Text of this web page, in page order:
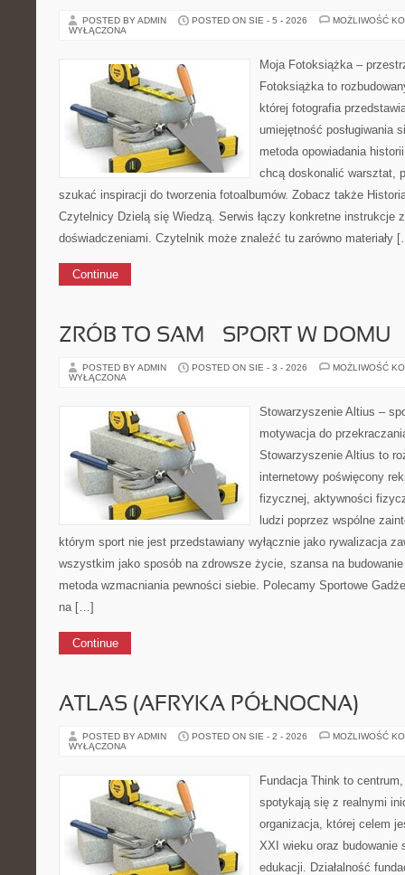
POSTED BY ADMIN POSTED ON SIE - 5 - 2026
MOŻLIWOŚĆ
WYŁĄCZONA
Moja Fotoksiążka –
Fotoksiążka to
której fotografia
umiejętność posługiwania
metoda opowiadania
chcą doskonalić warsztat,
szukać inspiracji do tworzenia fotoalbumów. Zobacz także
Czytelnicy Dzielą się Wiedzą. Serwis łączy konkretne instrukcje
doświadczeniami. Czytelnik może znaleźć tu zarówno materiały
Continue
ZRÓB TO SAM – SPORT W DOMU
POSTED BY ADMIN POSTED ON SIE - 3 - 2026
MOŻLIWOŚĆ
WYŁĄCZONA
Stowarzyszenie Altius –
motywacja do
Stowarzyszenie Altius to
internetowy poświęcony
fizycznej, aktywności
ludzi poprzez wspólne
którym sport nie jest przedstawiany wyłącznie jako rywalizacja
wszystkim jako sposób na zdrowsze życie, szansa na
metoda wzmacniania pewności siebie. Polecamy Sportowe
na […]
Continue
ATLAS (AFRYKA PÓŁNOCNA)
POSTED BY ADMIN POSTED ON SIE - 2 - 2026
MOŻLIWOŚĆ
WYŁĄCZONA
Fundacja Think to
spotykają się z realnymi
organizacja, której celem
XXI wieku oraz budowanie
edukacji. Działalność